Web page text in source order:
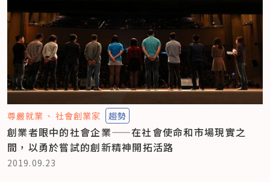
尊嚴就業 社會創業家 趨勢
創業者眼中的社會企業——在社會使命和市場現實之
間，以勇於嘗試的創新精神開拓活路
2019.09.23